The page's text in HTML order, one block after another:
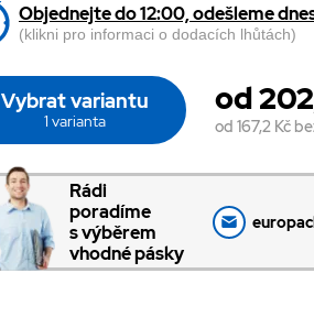
Objednejte do 12:00, odešleme
(klikni pro informaci o dodacích lhůtách)
Vybrat variantu
1 varianta
od
od 167,2 Kč
Rádi
poradíme
s výběrem
vhodné pásky